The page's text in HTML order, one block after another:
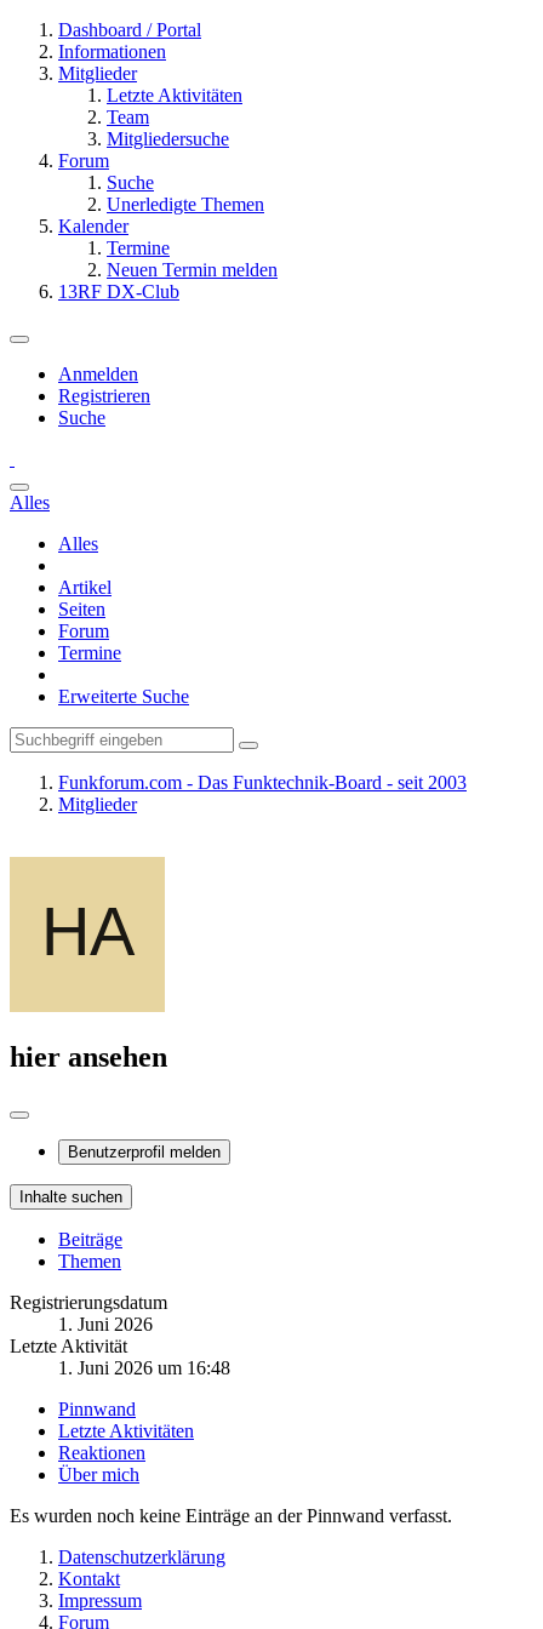
Dashboard / Portal
Informationen
Mitglieder
Letzte Aktivitäten
Team
Mitgliedersuche
Forum
Suche
Unerledigte Themen
Kalender
Termine
Neuen Termin melden
13RF DX-Club
Anmelden
Registrieren
Suche
Alles
Alles
Artikel
Seiten
Forum
Termine
Erweiterte Suche
Funkforum.com - Das Funktechnik-Board - seit 2003
Mitglieder
hier ansehen
Benutzerprofil melden
Inhalte suchen
Beiträge
Themen
Registrierungsdatum
1. Juni 2026
Letzte Aktivität
1. Juni 2026 um 16:48
Pinnwand
Letzte Aktivitäten
Reaktionen
Über mich
Es wurden noch keine Einträge an der Pinnwand verfasst.
Datenschutzerklärung
Kontakt
Impressum
Forum